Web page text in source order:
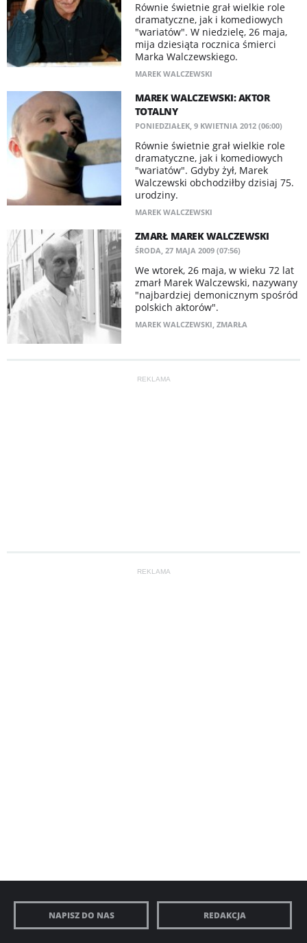
Równie świetnie grał wielkie role
dramatyczne, jak i komediowych
"wariatów". W niedzielę, 26 maja,
mija dziesiąta rocznica śmierci
Marka Walczewskiego.
MAREK WALCZEWSKI
MAREK WALCZEWSKI: AKTOR
TOTALNY
PONIEDZIAŁEK, 9 KWIETNIA 2012 (06:00)
Równie świetnie grał wielkie role
dramatyczne, jak i komediowych
"wariatów". Gdyby żył, Marek
Walczewski obchodziłby dzisiaj 75.
urodziny.
MAREK WALCZEWSKI
ZMARŁ MAREK WALCZEWSKI
ŚRODA, 27 MAJA 2009 (07:56)
We wtorek, 26 maja, w wieku 72 lat
zmarł Marek Walczewski, nazywany
"najbardziej demonicznym spośród
polskich aktorów".
MAREK WALCZEWSKI, ZMARŁA
REKLAMA
REKLAMA
NAPISZ DO NAS REDAKCJA